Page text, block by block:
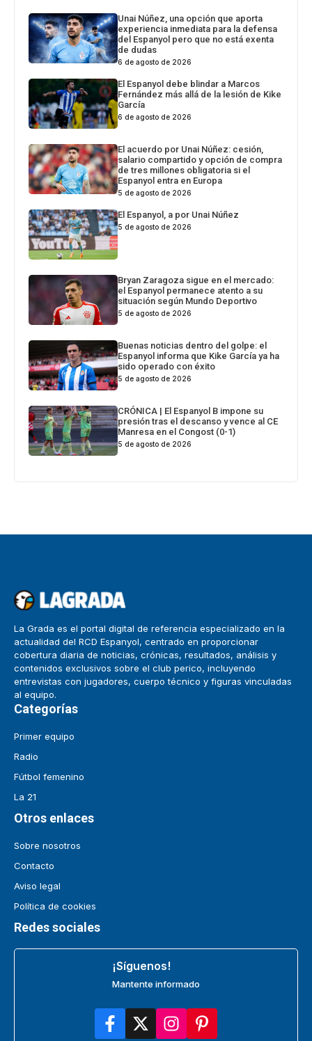
Unai Núñez, una opción que aporta
experiencia inmediata para la defensa
del Espanyol pero que no está exenta
de dudas
6 de agosto de 2026
El Espanyol debe blindar a Marcos
Fernández más allá de la lesión de Kike
García
6 de agosto de 2026
El acuerdo por Unai Núñez: cesión,
salario compartido y opción de compra
de tres millones obligatoria si el
Espanyol entra en Europa
5 de agosto de 2026
El Espanyol, a por Unai Núñez
5 de agosto de 2026
Bryan Zaragoza sigue en el mercado:
el Espanyol permanece atento a su
situación según Mundo Deportivo
5 de agosto de 2026
Buenas noticias dentro del golpe: el
Espanyol informa que Kike García ya ha
sido operado con éxito
5 de agosto de 2026
CRÓNICA | El Espanyol B impone su
presión tras el descanso y vence al CE
Manresa en el Congost (0-1)
5 de agosto de 2026
La Grada es el portal digital de referencia especializado en la
actualidad del RCD Espanyol, centrado en proporcionar
cobertura diaria de noticias, crónicas, resultados, análisis y
contenidos exclusivos sobre el club perico, incluyendo
entrevistas con jugadores, cuerpo técnico y figuras vinculadas
al equipo.
Categorías
Primer equipo
Radio
Fútbol femenino
La 21
Otros enlaces
Sobre nosotros
Contacto
Aviso legal
Política de cookies
Redes sociales
¡Síguenos!
Mantente informado